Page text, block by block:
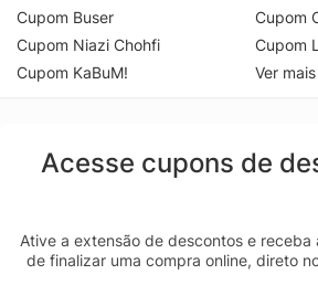
Cupom Buser
Cupom Niazi Chohfi
Cupom KaBuM!
Cupom
Cupom
Ver
Acesse cupons de
Ative a extensão de descontos e
de finalizar uma compra online, direto